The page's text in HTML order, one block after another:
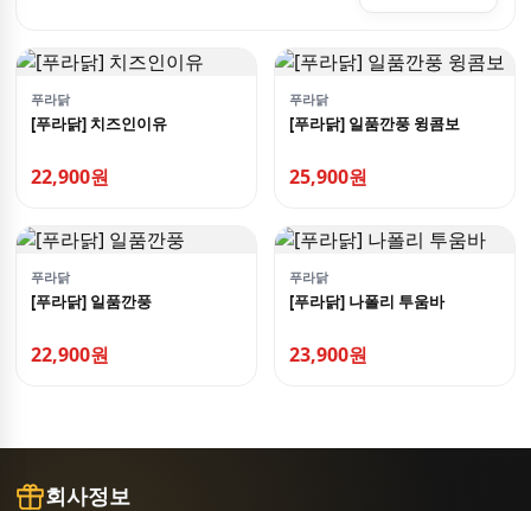
푸라닭
[푸라닭] 치즈인이유
22,900원
푸라닭
[푸라닭] 일품깐풍 윙콤보
25,900원
푸라닭
[푸라닭] 일품깐풍
22,900원
푸라닭
[푸라닭] 나폴리 투움바
23,900원
회사정보